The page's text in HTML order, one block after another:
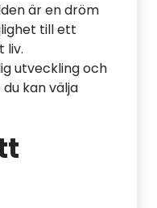
är en dröm
till ett
liv.
utveckling och
kan välja